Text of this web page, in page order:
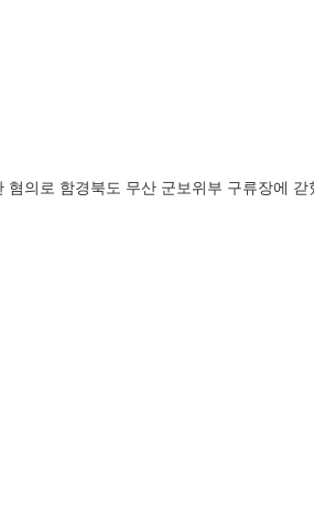
의로 함경북도 무산 군보위부 구류장에